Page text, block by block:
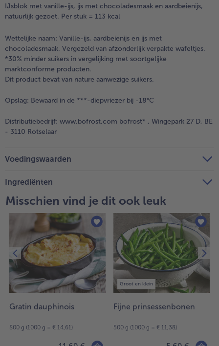
IJsblok met vanille-ijs, ijs met chocoladesmaak en aardbeienijs,
natuurlijk gezoet. Per stuk = 113 kcal
Wettelijke naam: Vanille-ijs, aardbeienijs en ijs met
chocoladesmaak. Vergezeld van afzonderlijk verpakte wafeltjes.
*30% minder suikers in vergelijking met soortgelijke
marktconforme producten.
Dit product bevat van nature aanwezige suikers.
Opslag: Bewaard in de ***-diepvriezer bij -18°C
Distributiebedrijf: www.bofrost.com bofrost* , Wingepark 27 D, BE
- 3110 Rotselaar
Voedingswaarden
Ingrediënten
Misschien vind je dit ook leuk
Gratin dauphinois
800 g (1000 g = € 14,61)
Groot en klein
Fijne prinsessenbonen
500 g (1000 g = € 11,38)